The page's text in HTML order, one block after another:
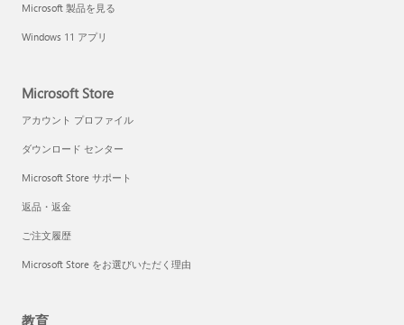
Microsoft 製品を見る
Windows 11 アプリ
Microsoft Store
アカウント プロファイル
ダウンロード センター
Microsoft Store サポート
返品・返金
ご注文履歴
Microsoft Store をお選びいただく理由
教育